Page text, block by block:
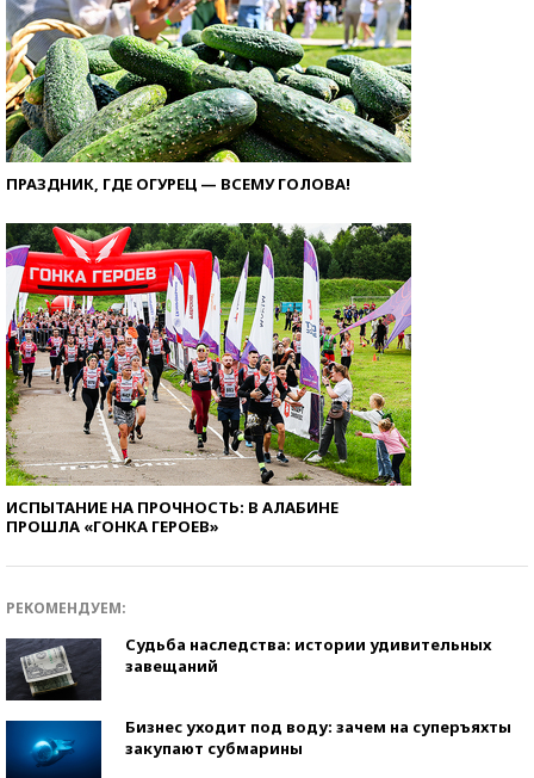
ПРАЗДНИК, ГДЕ ОГУРЕЦ — ВСЕМУ ГОЛОВА!
ИСПЫТАНИЕ НА ПРОЧНОСТЬ: В АЛАБИНЕ
ПРОШЛА «ГОНКА ГЕРОЕВ»
РЕКОМЕНДУЕМ:
Судьба наследства: истории удивительных
завещаний
Бизнес уходит под воду: зачем на суперъяхты
закупают субмарины